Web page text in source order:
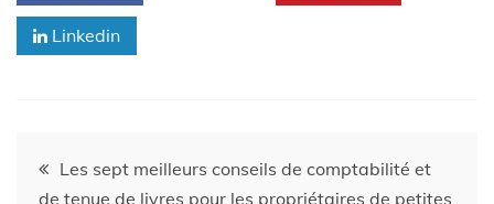
Linkedin
Les sept meilleurs conseils de comptabilité et
de tenue de livres pour les propriétaires de petites